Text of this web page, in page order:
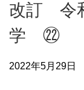
改訂 令
学 ㉒
2022年5月29日